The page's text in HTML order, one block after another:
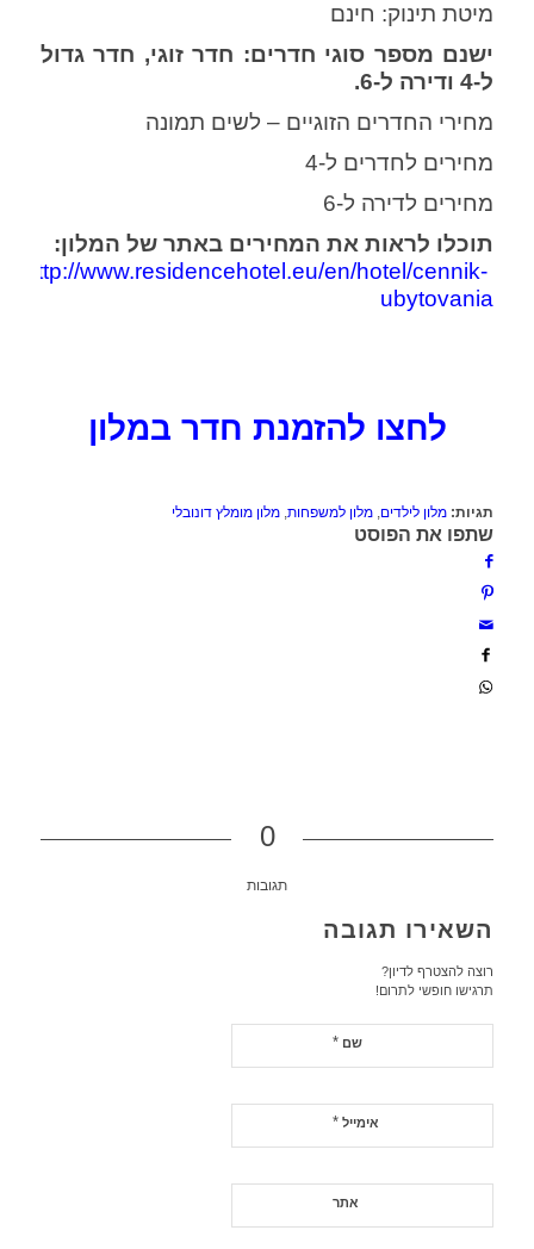
מיטת תינוק: חינם
ישנם מספר סוגי חדרים: חדר זוגי, חדר גדול
ל-4 ודירה ל-6.
מחירי החדרים הזוגיים – לשים תמונה
מחירים לחדרים ל-4
מחירים לדירה ל-6
תוכלו לראות את המחירים באתר של המלון:
http://www.residencehotel.eu/en/hotel/cennik-
ubytovania
לחצו להזמנת חדר במלון
תגיות: מלון לילדים מלון למשפחות, מלון מומלץ דונובלי
שתפו את הפוסט
0
תגובות
השאירו תגובה
רוצה להצטרף לדיון?
תרגישו חופשי לתרום!
שם*
אימייל*
אתר